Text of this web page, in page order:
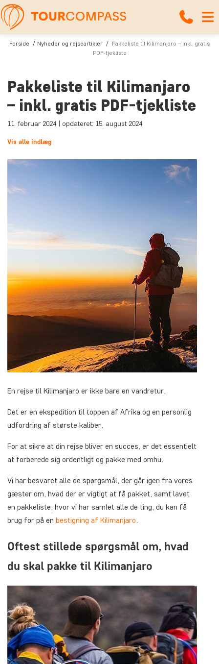
Forside Nyheder og rejseartikler
Pakkeliste til Kilimanjaro – inkl. gratis
PDF-tjekliste
Pakkeliste til Kilimanjaro
– inkl. gratis PDF-tjekliste
11. februar 2024 | opdateret: 15. august 2024
Vis alle indlæg
En rejse til Kilimanjaro er ikke bare en vandretur.
Det er en ekspedition til toppen af Afrika og en personlig
udfordring af største kaliber.
For at sikre at din rejse bliver en succes, er det essentielt
at forberede sig ordentligt og pakke med omhu.
Vi har besvaret alle de spørgsmål, der går igen fra vores
gæster om, hvad der er vigtigt at få pakket, samt lavet
en pakkeliste, hvor vi har samlet alle de ting, du kan få
brug for på en bestigning af Kilimanjaro.
Oftest stillede spørgsmål om, hvad
du skal pakke til Kilimanjaro